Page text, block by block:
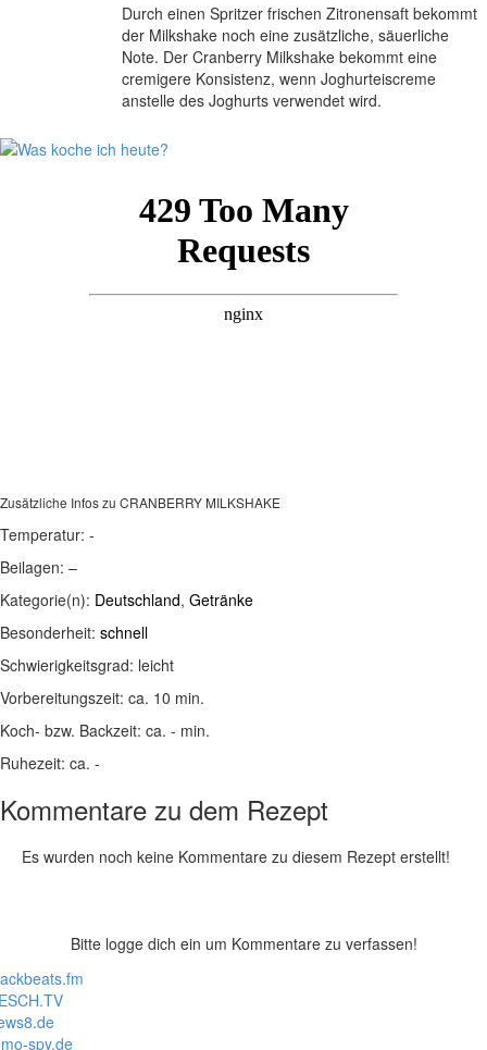
Durch einen Spritzer frischen Zitronensaft bekommt
der Milkshake noch eine zusätzliche, säuerliche
Note. Der Cranberry Milkshake bekommt eine
cremigere Konsistenz, wenn Joghurteiscreme
anstelle des Joghurts verwendet wird.
Zusätzliche Infos zu CRANBERRY MILKSHAKE
Temperatur: -
Beilagen: –
Kategorie(n): Deutschland, Getränke
Besonderheit: schnell
Schwierigkeitsgrad: leicht
Vorbereitungszeit: ca. 10 min.
Koch- bzw. Backzeit: ca. - min.
Ruhezeit: ca. -
Kommentare zu dem Rezept
Es wurden noch keine Kommentare zu diesem Rezept erstellt!
Bitte logge dich ein um Kommentare zu verfassen!
spy.de